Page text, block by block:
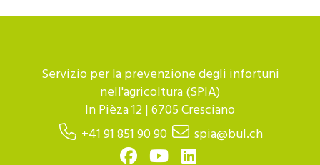
Servizio per la prevenzione degli infortuni
nell'agricoltura (SPIA)
In Pièza 12 | 6705 Cresciano
+41 91 851 90 90
spia@bul.ch